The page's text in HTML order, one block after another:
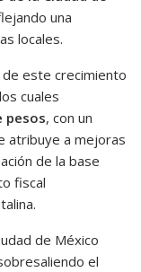
una
locales.
este crecimiento
cuales
pesos, con un
atribuye a mejoras
de la base
fiscal
de México
el